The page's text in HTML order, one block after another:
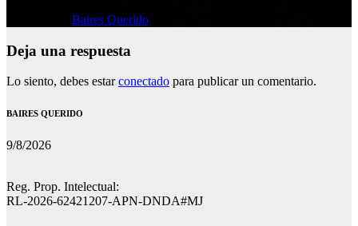
Baires Querido
Deja una respuesta
Lo siento, debes estarconectado para publicar un comentario.
BAIRES QUERIDO
9/8/2026
Reg. Prop. Intelectual:
RL-2026-62421207-APN-DNDA#MJ